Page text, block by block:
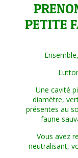
PETITE
Une cavité
diamètre,
présentes au
faune
Vous avez
neutralisant,